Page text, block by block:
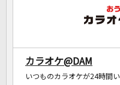
カラオケ@DAM
いつものカラオケが24時間